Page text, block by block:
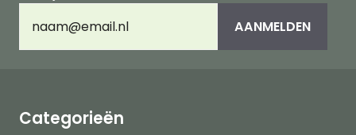
mailadres(Vereist) AANMELDEN
Categorieën